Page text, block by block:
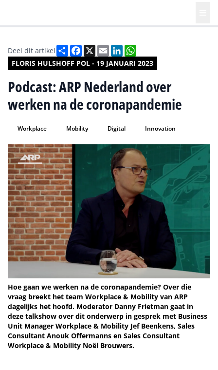
FLORIS HULSHOFF POL - 19 JANUARI 2023
Deel dit artikel DeelFacebook
X EmailLinkedIn
Podcast: ARP Nederland over
werken na de coronapandemie
Workplace Mobility Digital Innovation
Hoe gaan we werken na de coronapandemie? Over die
vraag breekt het team Workplace & Mobility van ARP
dagelijks het hoofd. Moderator Danny Frietman gaat in
deze talkshow over dit onderwerp in gesprek met Business
Unit Manager Workplace & Mobility Jef Beenkens, Sales
Consultant Anouk Offermanns en Sales Consultant
Workplace & Mobility Noël Brouwers.